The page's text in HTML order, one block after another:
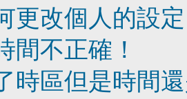
更改個人的設
間不正確！
時區但是時間